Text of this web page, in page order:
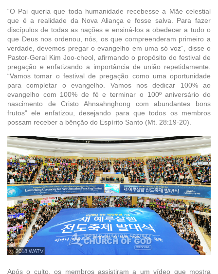
“O Pai queria que toda humanidade recebesse a Mãe celestial
que é a realidade da Nova Aliança e fosse salva. Para fazer
discípulos de todas as nações e ensiná-los a obedecer a tudo o
que Deus nos ordenou, nós, os que compreenderam primeiro a
verdade, devemos pregar o evangelho em uma só voz”, disse o
Pastor-Geral Kim Joo-cheol, afirmando o propósito do festival de
pregação e enfatizando a importância de união repetidamente.
“Vamos tomar o festival de pregação como uma oportunidade
para completar o evangelho. Vamos nos dedicar 100% ao
evangelho com 100% de fé e terminar o 100º aniversário do
nascimento de Cristo Ahnsahnghong com abundantes bons
frutos” ele enfatizou, desejando para que todos os membros
possam receber a bênção do Espírito Santo (Mt. 28:19-20).
ⓒ 2018 WATV
Após o culto, os membros assistiram a um vídeo que mostra